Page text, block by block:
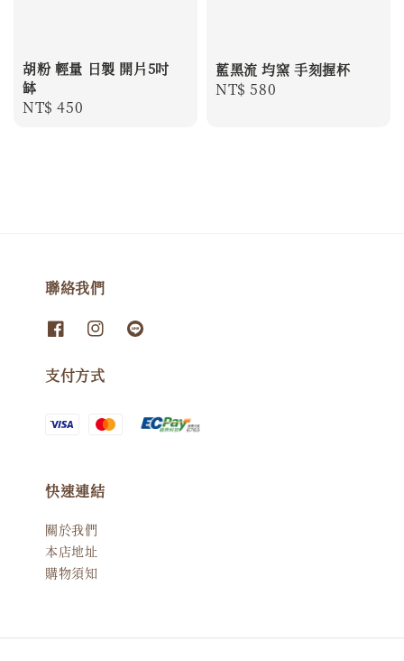
胡粉 輕量 日製 開片5吋
缽
Regular
NT$ 450
藍黑流 均窯 手刻握杯
Regular
NT$ 580
聯絡我們
支付方式
快速連結
關於我們
本店地址
購物須知